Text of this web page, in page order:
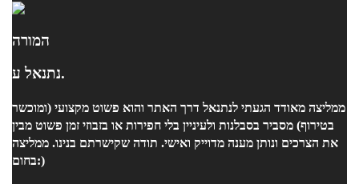
המורה
נתנאל ע.
ממליצה מאודד הגעתי לנתנאל דרך האתר והוא פשוט מקצועי (ומוכשר
בטירוף) מסביר בסבלנות ולעיניין בלי חפירות או בזבוזי זמן פשוט מבין
את הצרכים ונותן מענה מדוייק ואישי. תודה שקישרתם בנינו. ממליצה
בחום:)